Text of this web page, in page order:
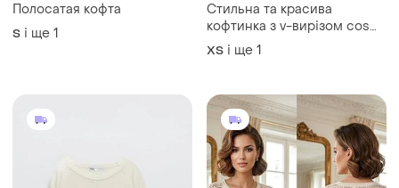
Полосатая кофта
S і ще 1
Стильна та красива
кофтинка з v-вирізом cos
шоколадного кольору
ХS і ще 1